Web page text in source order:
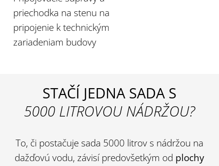
priechodka na stenu na
pripojenie k technickým
zariadeniam budovy
STAČÍ JEDNA SADA S
5000 LITROVOU NÁDRŽOU?
To, či postačuje sada 5000 litrov s nádržou na
dažďovú vodu, závisí predovšetkým od plochy